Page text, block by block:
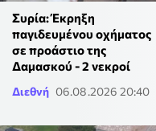
Συρία: Έκρηξη
παγιδευμένου οχήματος
σε προάστιο της
Δαμασκού - 2 νεκροί
Διεθνή 06.08.2026 20:40